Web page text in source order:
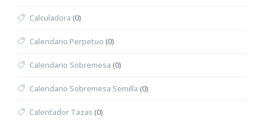
Calculadora (0)
Calendario Perpetuo (0)
Calendario Sobremesa (0)
Calendario Sobremesa Semilla (0)
Calentador Tazas (0)